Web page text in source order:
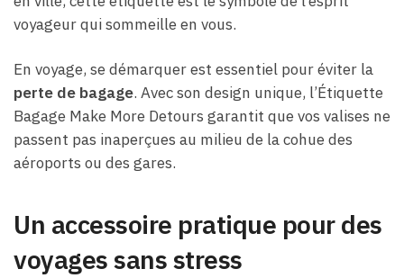
voyageur qui sommeille en vous.
En voyage, se démarquer est essentiel pour éviter la
perte de bagage. Avec son design unique, l’Étiquette
Bagage Make More Detours garantit que vos valises ne
passent pas inaperçues au milieu de la cohue des
aéroports ou des gares.
Un accessoire pratique pour des
voyages sans stress